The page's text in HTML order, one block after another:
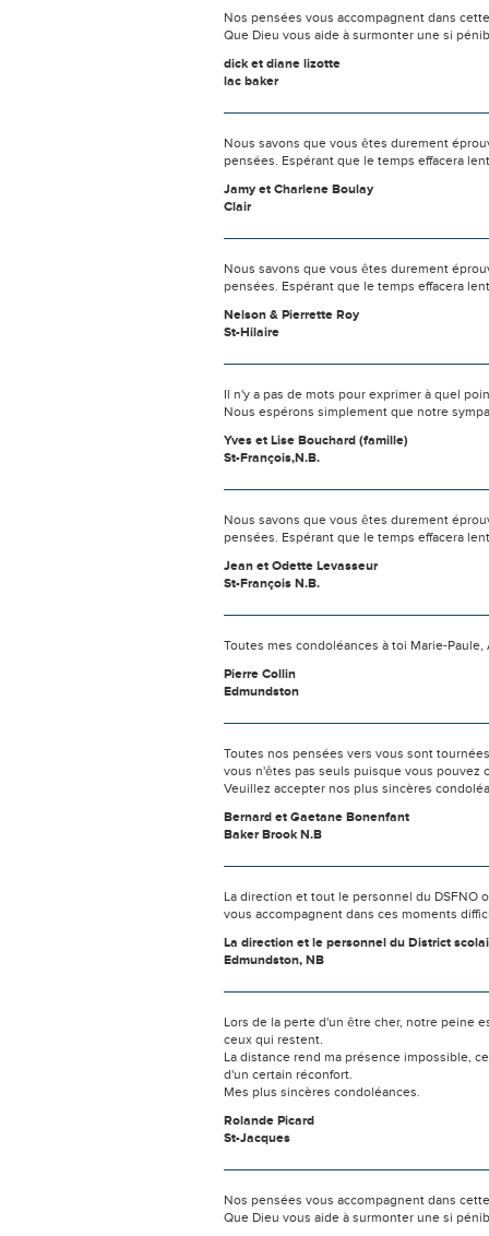
Nos pensées vous accompagnent dans
Que Dieu vous aide à surmonter une si
dick et diane lizotte
lac baker
Nous savons que vous êtes durement
pensées. Espérant que le temps effacera
Jamy et Charlene Boulay
Clair
Nous savons que vous êtes durement
pensées. Espérant que le temps effacera
Nelson & Pierrette Roy
St-Hilaire
Il n'y a pas de mots pour exprimer à quel
Nous espérons simplement que notre
Yves et Lise Bouchard (famille)
St-François,N.B.
Nous savons que vous êtes durement
pensées. Espérant que le temps effacera
Jean et Odette Levasseur
St-François N.B.
Toutes mes condoléances à toi Marie-
Pierre Collin
Edmundston
Toutes nos pensées vers vous sont
vous n'êtes pas seuls puisque vous pouvez
Veuillez accepter nos plus sincères
Bernard et Gaetane Bonenfant
Baker Brook N.B
La direction et tout le personnel du DSFNO
vous accompagnent dans ces moments
La direction et le personnel du District
Edmundston, NB
Lors de la perte d'un être cher, notre peine
ceux qui restent.
La distance rend ma présence impossible,
d'un certain réconfort.
Mes plus sincères condoléances.
Rolande Picard
St-Jacques
Nos pensées vous accompagnent dans
Que Dieu vous aide à surmonter une si